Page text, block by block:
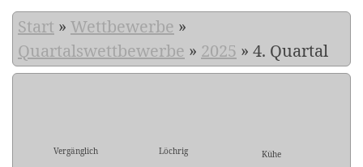
Start » Wettbewerbe »
Quartalswettbewerbe » 2025 » 4. Quartal
Vergänglich Löchrig Kühe